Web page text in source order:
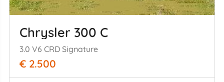
Chrysler 300 C
3.0 V6 CRD Signature
€ 2.500